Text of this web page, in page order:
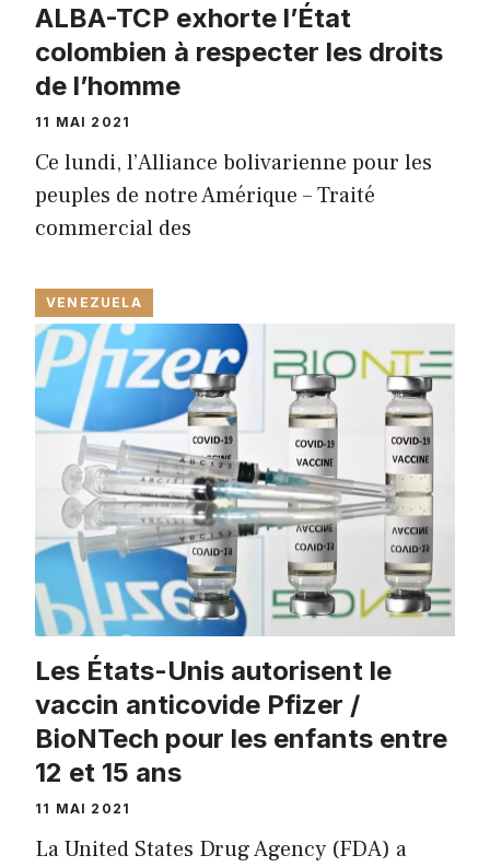
ALBA-TCP exhorte l’État
colombien à respecter les droits
de l’homme
11 MAI 2021
Ce lundi, l’Alliance bolivarienne pour les
peuples de notre Amérique – Traité
commercial des
VENEZUELA
Les États-Unis autorisent le
vaccin anticovide Pfizer /
BioNTech pour les enfants entre
12 et 15 ans
11 MAI 2021
La United States Drug Agency (FDA) a